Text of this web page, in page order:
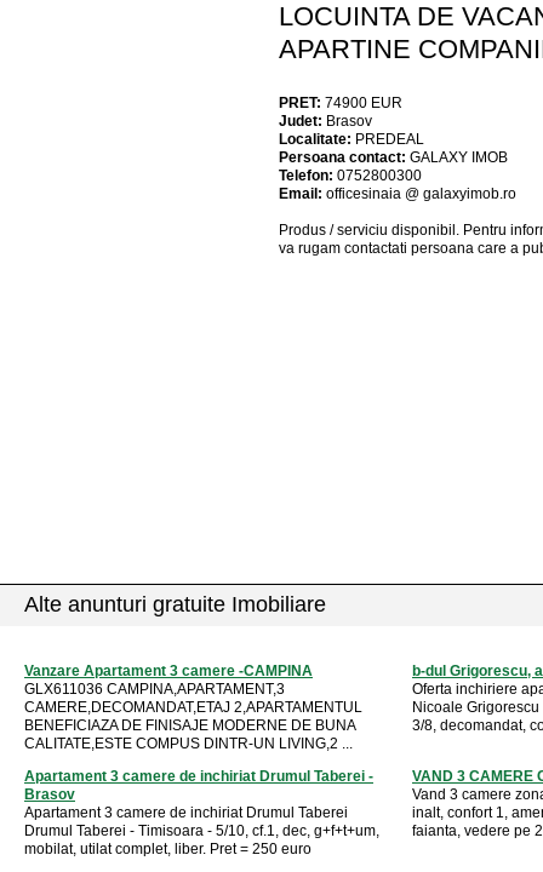
LOCUINTA DE
APARTINE
PRET: 74900 EUR
Judet: Brasov
Localitate: PREDEAL
Persoana contact: GALAXY IMOB
Telefon: 0752800300
Email: officesinaia @ galaxyimob.ro
Produs / serviciu disponibil . Pentru
va rugam contactati persoana care a
Alte anunturi gratuite Imobiliare
Vanzare Apartament 3 camere -CAMPINA
GLX611036 CAMPINA,APARTAMENT,3
CAMERE,DECOMANDAT,ETAJ 2,APARTAMENTUL
BENEFICIAZA DE FINISAJE MODERNE DE BUNA
CALITATE,ESTE COMPUS DINTR-UN LIVING,2 ...
b-dul Grigorescu,
Oferta inchiriere
Nicoale
3/8, decomandat,
Apartament 3 camere de inchiriat Drumul Taberei -
Brasov
Apartament 3 camere de inchiriat Drumul Taberei
Drumul Taberei - Timisoara - 5/10, cf.1, dec, g+f+t+um,
mobilat, utilat complet, liber. Pret = 250 euro
VAND 3 CAMERE
Vand 3 camere
inalt, confort 1,
faianta, vedere pe